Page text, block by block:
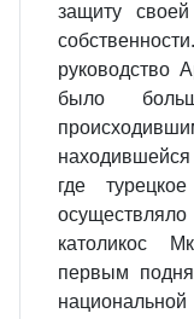
защиту
руководство
было
где
католикос
первым